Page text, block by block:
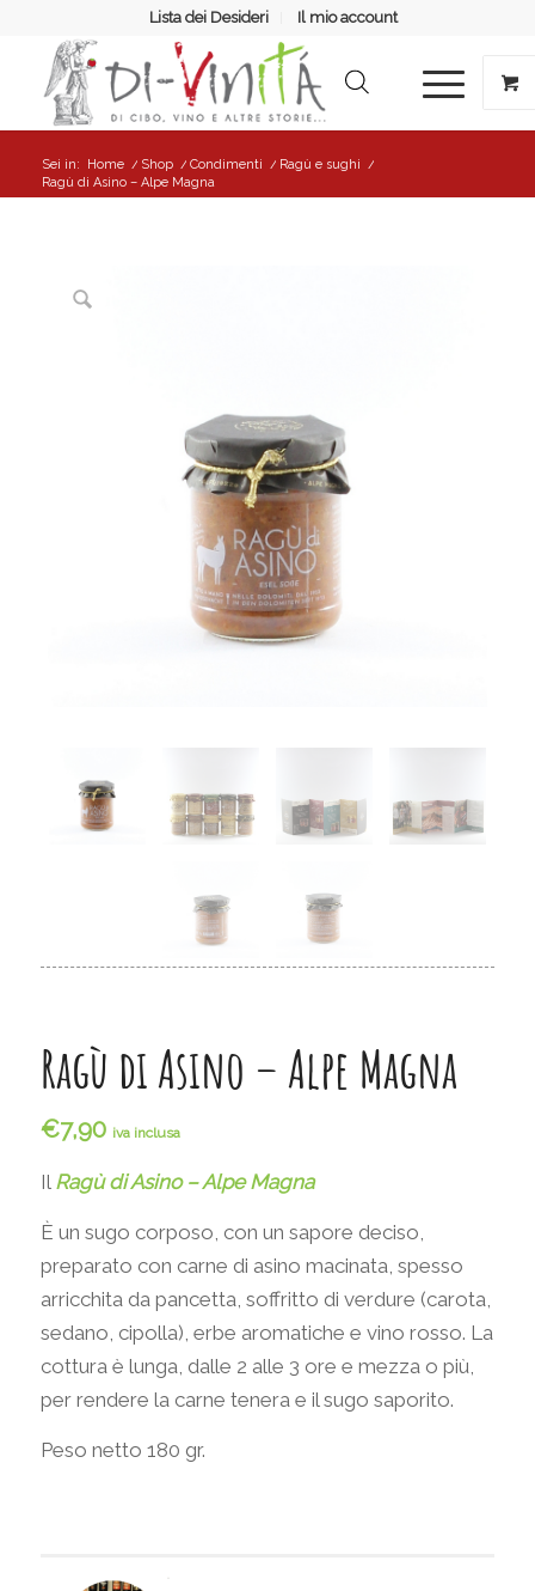
Lista dei Desideri Il mio account
Sei in: Home / Shop / Condimenti / Ragù e sughi /
Ragù di Asino – Alpe Magna
Ragù di Asino – Alpe Magna
€7,90 iva inclusa
Il Ragù di Asino – Alpe Magna
È un sugo corposo, con un sapore deciso,
preparato con carne di asino macinata, spesso
arricchita da pancetta, soffritto di verdure (carota,
sedano, cipolla), erbe aromatiche e vino rosso. La
cottura è lunga, dalle 2 alle 3 ore e mezza o più,
per rendere la carne tenera e il sugo saporito.
Peso netto 180 gr.